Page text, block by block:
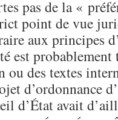
pas de la «
point de vue
aux principes
est probablement
ou des textes
d’ordonnance
d’État avait